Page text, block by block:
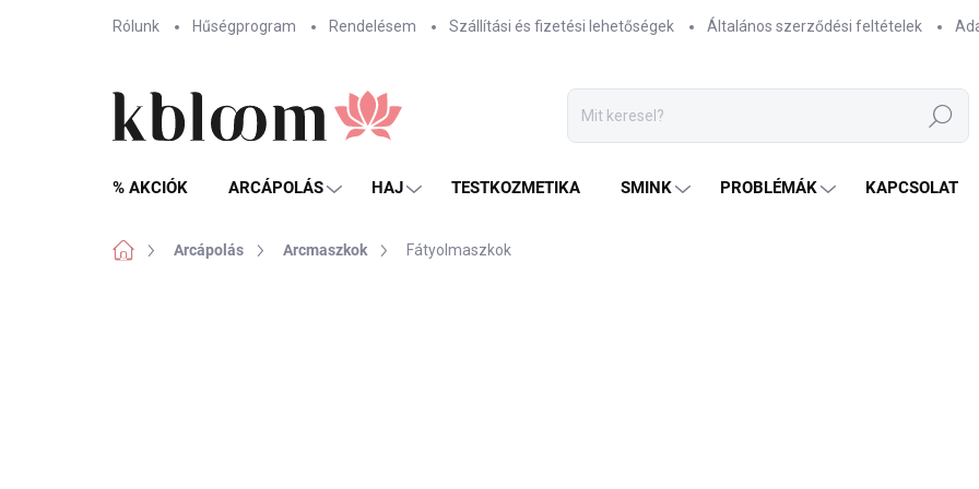
Rólunk Hűségprogram Rendelésem Szállítási és fizetési lehetőségek Általános szerződési feltételek
Keresés
% AKCIÓK ARCÁPOLÁS HAJ TESTKOZMETIKA SMINK PROBLÉMÁK KAPCSOLAT
KezdőlapArcápolás Arcmaszkok Fátyolmaszkok